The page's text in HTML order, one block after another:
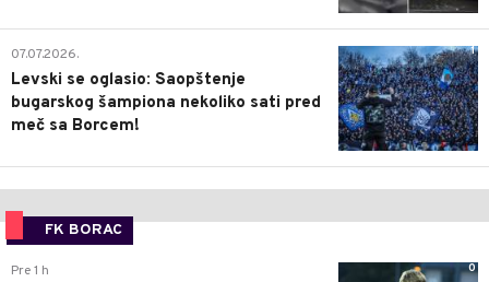
1
07.07.2026.
Levski se oglasio: Saopštenje
bugarskog šampiona nekoliko sati pred
meč sa Borcem!
FK BORAC
0
Pre 1 h